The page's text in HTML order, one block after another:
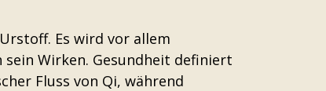
Es wird vor allem
Wirken. Gesundheit definiert
Fluss von Qi, während